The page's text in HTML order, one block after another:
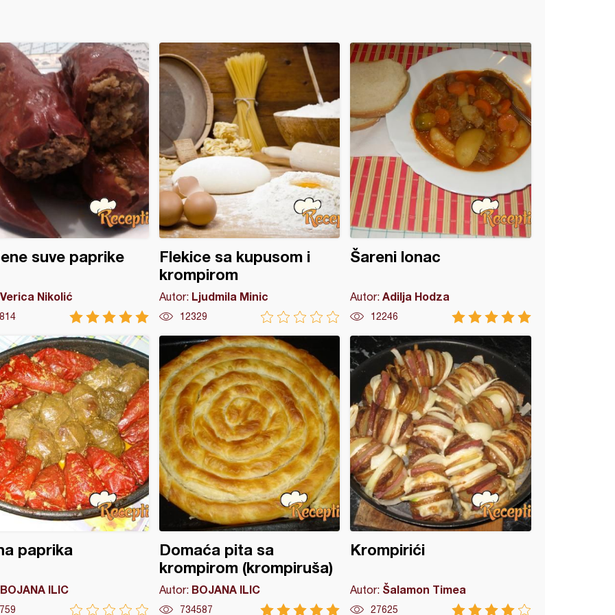
suve paprike
Verica Nikolić
Flekice sa kupusom i
krompirom
Autor: Ljudmila Minic
12329
Šareni lonac
Autor:Adilja Hodza
12246
paprika
BOJANA ILIC
Domaća pita sa
krompirom (krompiruša)
Autor: BOJANA ILIC
734587
Krompirići
Autor: Šalamon Timea
27625